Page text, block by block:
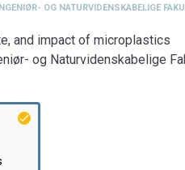
OG NATURVIDENSKABELIGE
and impact of microplastics
og Naturvidenskabelige
Byggeri, By og Miljø